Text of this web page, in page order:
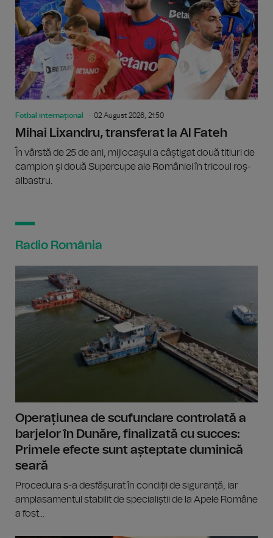
Fotbal internațional 02 August 2026, 21:50
Mihai Lixandru, transferat la Al Fateh
În vârstă de 25 de ani, mijlocaşul a câştigat două titluri de
campion şi două Supercupe ale României în tricoul roş-
albastru.
Radio România
Operațiunea de scufundare controlată a
barjelor în Dunăre, finalizată cu succes:
Primele efecte sunt așteptate duminică
seară
Procedura s-a desfășurat în condiții de siguranță, iar
amplasamentul stabilit de specialiștii de la Apele Române
a fost...